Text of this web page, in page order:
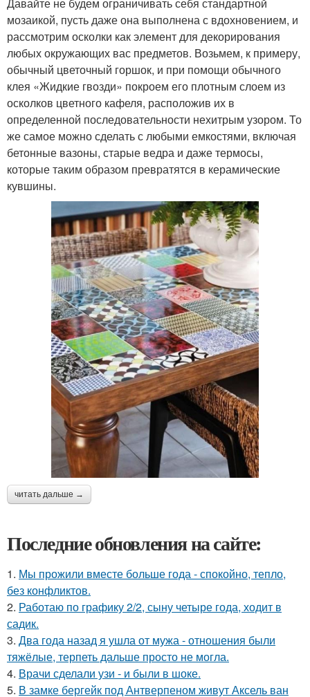
мозаикой, пусть даже она выполнена с вдохновением, и
рассмотрим осколки как элемент для декорирования
любых окружающих вас предметов. Возьмем, к примеру,
обычный цветочный горшок, и при помощи обычного
клея «Жидкие гвозди» покроем его плотным слоем из
осколков цветного кафеля, расположив их в
определенной последовательности нехитрым узором. То
же самое можно сделать с любыми емкостями, включая
бетонные вазоны, старые ведра и даже термосы,
которые таким образом превратятся в керамические
кувшины.
читать дальше →
Последние обновления на сайте:
1. Мы прожили вместе больше года - спокойно, тепло,
без конфликтов.
2. Работаю по графику 2/2, сыну четыре года, ходит в
садик.
3. Два года назад я ушла от мужа - отношения были
тяжёлые, терпеть дальше просто не могла.
4. Врачи сделали узи - и были в шоке.
5. В замке бергейк под Антверпеном живут Аксель ван